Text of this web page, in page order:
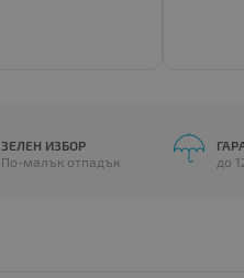
ЗЕЛЕН ИЗБОР
По-малък отпадък
до